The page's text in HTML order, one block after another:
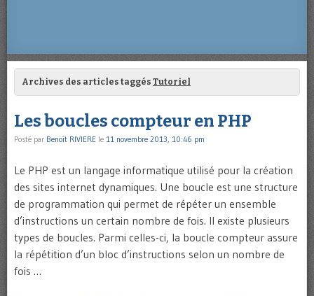
Archives des articles taggés Tutoriel
Les boucles compteur en PHP
Posté par Benoît RIVIERE le 11 novembre 2013, 10:46 pm
Le PHP est un langage informatique utilisé pour la création
des sites internet dynamiques. Une boucle est une structure
de programmation qui permet de répéter un ensemble
d’instructions un certain nombre de fois. Il existe plusieurs
types de boucles. Parmi celles-ci, la boucle compteur assure
la répétition d’un bloc d’instructions selon un nombre de
fois …